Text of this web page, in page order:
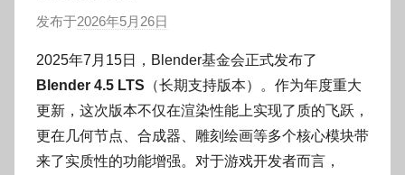
发布于2026年5月26日
:
O
k
g
o
2025年7月15日，Blender基金会正式发布了
Blender 4.5 LTS （长期支持版本）。作为年度重大
更新，这次版本不仅在渲染性能上实现了质的飞跃，
更在几何节点、合成器、雕刻绘画等多个核心模块带
来了实质性的功能增强。对于游戏开发者而言，